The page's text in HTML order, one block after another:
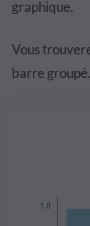
graphique.
Vous
barre groupé.